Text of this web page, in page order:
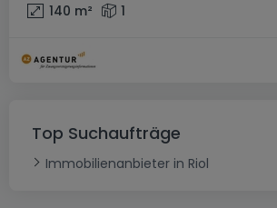
140 m² 1
Top Suchaufträge
Immobilienanbieter in Riol